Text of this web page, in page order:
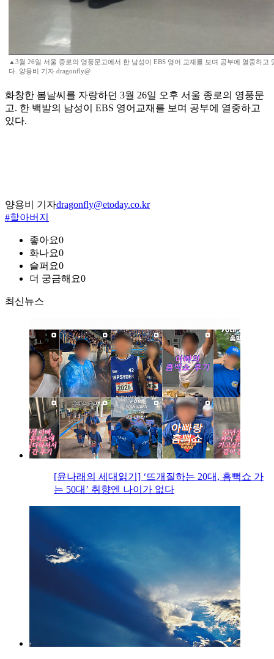
▲3월 26일 서울 종로의 영풍문고에서 한 남성이 EBS 영어 교재를 보며 공부에 열중하고
다. 양용비 기자 dragonfly@
화창한 봄날씨를 자랑하던 3월 26일 오후 서울 종로의 영풍문
고. 한 백발의 남성이 EBS 영어교재를 보며 공부에 열중하고
있다.
양용비 기자dragonfly@etoday.co.kr
#할아버지
좋아요0
화나요0
슬퍼요0
더 궁금해요0
최신뉴스
[윤나래의 세대읽기] ‘뜨개질하는 20대, 흠뻑쇼 가
는 50대’ 취향엔 나이가 없다